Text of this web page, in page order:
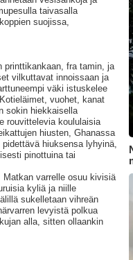
taivasalla
suojissa,
printtikankaan, fra tamin, ja
vilkuttavat innoissaan ja
väki istuskelee
vuohet, kanat
sokin hiekkaisella
rouvittelevia koululaisia
hiusten, Ghanassa
hiuksensa lyhyinä,
pinottuina tai
varrelle osuu kivisiä
kyliä ja niille
sukelletaan vihreän
levyistä polkua
alla, sitten ollaankin